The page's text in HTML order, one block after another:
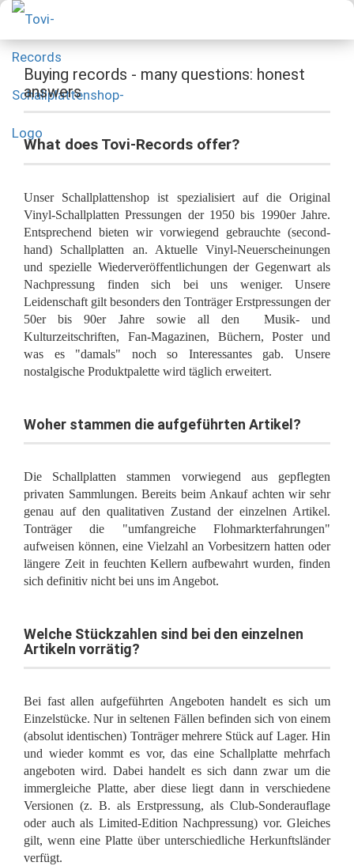
Buying records - many questions: honest
answers
What does Tovi-Records offer?
Unser Schallplattenshop ist spezialisiert auf die Original
Vinyl-Schallplatten Pressungen der 1950 bis 1990er Jahre.
Entsprechend bieten wir vorwiegend gebrauchte (second-
hand) Schallplatten an. Aktuelle Vinyl-Neuerscheinungen
und spezielle Wiederveröffentlichungen der Gegenwart als
Nachpressung finden sich bei uns weniger. Unsere
Leidenschaft gilt besonders den Tonträger Erstpressungen der
50er bis 90er Jahre sowie all den Musik- und
Kulturzeitschriften, Fan-Magazinen, Büchern, Poster und
was es "damals" noch so Interessantes gab. Unsere
nostalgische Produktpalette wird täglich erweitert.
Woher stammen die aufgeführten Artikel?
Die Schallplatten stammen vorwiegend aus gepflegten
privaten Sammlungen. Bereits beim Ankauf achten wir sehr
genau auf den qualitativen Zustand der einzelnen Artikel.
Tonträger die "umfangreiche Flohmarkterfahrungen"
aufweisen können, eine Vielzahl an Vorbesitzern hatten oder
längere Zeit in feuchten Kellern aufbewahrt wurden, finden
sich definitiv nicht bei uns im Angebot.
Welche Stückzahlen sind bei den einzelnen
Artikeln vorrätig?
Bei fast allen aufgeführten Angeboten handelt es sich um
Einzelstücke. Nur in seltenen Fällen befinden sich von einem
(absolut identischen) Tonträger mehrere Stück auf Lager. Hin
und wieder kommt es vor, das eine Schallplatte mehrfach
angeboten wird. Dabei handelt es sich dann zwar um die
immergleiche Platte, aber diese liegt dann in verschiedene
Versionen (z. B. als Erstpressung, als Club-Sonderauflage
oder auch als Limited-Edition Nachpressung) vor. Gleiches
gilt, wenn eine Platte über unterschiedliche Herkunftsländer
verfügt.